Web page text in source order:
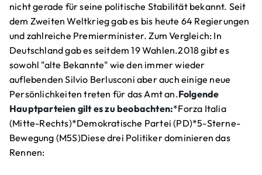
nicht gerade für seine politische Stabilität bekannt. Seit
dem Zweiten Weltkrieg gab es bis heute 64 Regierungen
und zahlreiche Premierminister. Zum Vergleich: In
Deutschland gab es seitdem 19 Wahlen.2018 gibt es
sowohl "alte Bekannte" wie den immer wieder
auflebenden Silvio Berlusconi aber auch einige neue
Persönlichkeiten treten für das Amt an.Folgende
Hauptparteien gilt es zu beobachten:*Forza Italia
(Mitte-Rechts)*Demokratische Partei (PD)*5-Sterne-
Bewegung (M5S)Diese drei Politiker dominieren das
Rennen: